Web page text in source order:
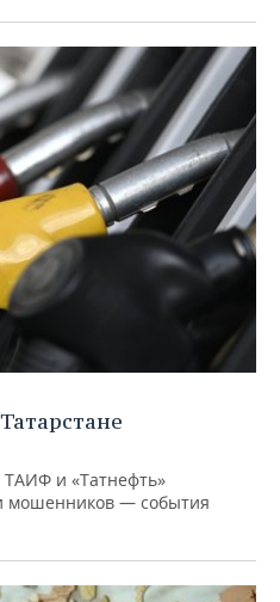
и «Татнефть»
мошенников — события